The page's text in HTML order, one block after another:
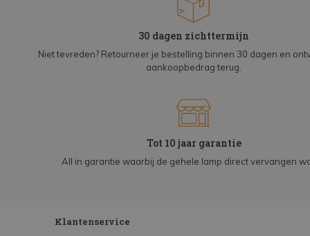
30 dagen zichttermijn
Niet tevreden? Retourneer je bestelling binnen 30 dagen en
aankoopbedrag terug.
Tot 10 jaar garantie
All in garantie waarbij de gehele lamp direct vervangen
Klantenservice